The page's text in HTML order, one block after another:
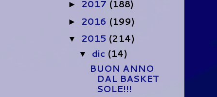
► 2017 (188)
► 2016 (199)
▼ 2015 (214)
▼ dic (14)
BUON ANNO
DAL BASKET
SOLE!!!